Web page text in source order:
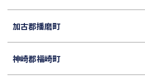
加古郡播磨町
神崎郡福崎町